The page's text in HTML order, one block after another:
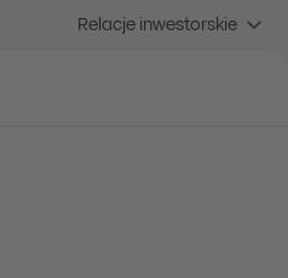
Relacje inwestorskie